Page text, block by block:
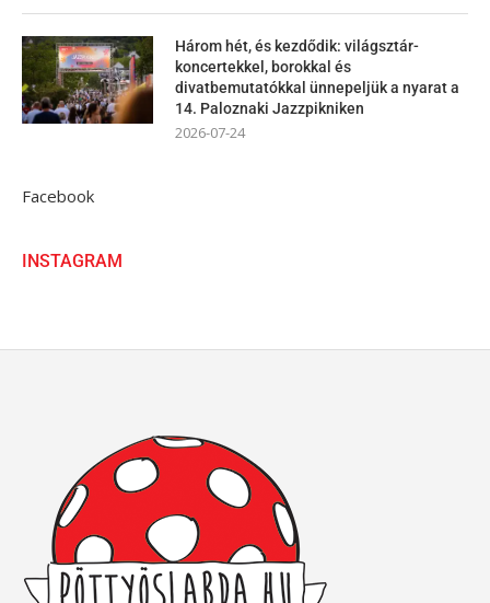
Három hét, és kezdődik: világsztár-
koncertekkel, borokkal és
divatbemutatókkal ünnepeljük a nyarat a
14. Paloznaki Jazzpikniken
2026-07-24
Facebook
INSTAGRAM